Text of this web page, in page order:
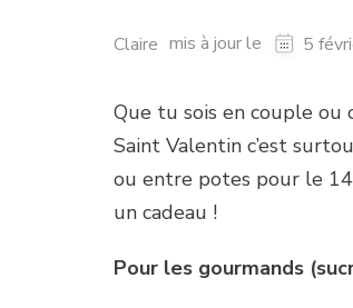
Claire mis à jour le 5
Que tu sois en couple
Saint Valentin c’est
ou entre potes pour le
un cadeau !
Pour les gourmands